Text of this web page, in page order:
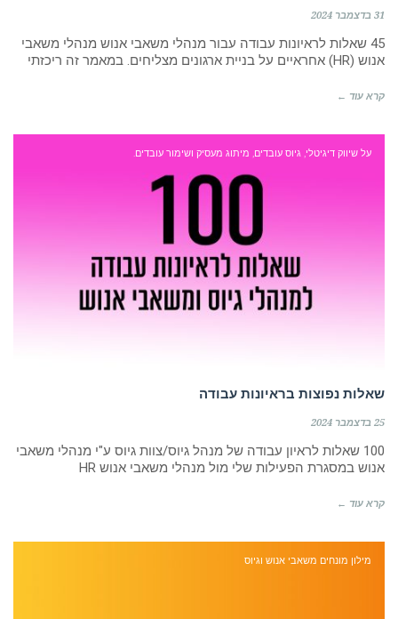
31 בדצמבר 2024
45 שאלות לראיונות עבודה עבור מנהלי משאבי אנוש מנהלי משאבי
אנוש (HR) אחראיים על בניית ארגונים מצליחים. במאמר זה ריכזתי
קרא עוד ←
על שיווק דיגיטלי, גיוס עובדים, מיתוג מעסיק ושימור עובדים.
שאלות נפוצות בראיונות עבודה
25 בדצמבר 2024
100 שאלות לראיון עבודה של מנהל גיוס/צוות גיוס ע"י מנהלי משאבי
אנוש במסגרת הפעילות שלי מול מנהלי משאבי אנוש HR
קרא עוד ←
מילון מונחים משאבי אנוש וגיוס